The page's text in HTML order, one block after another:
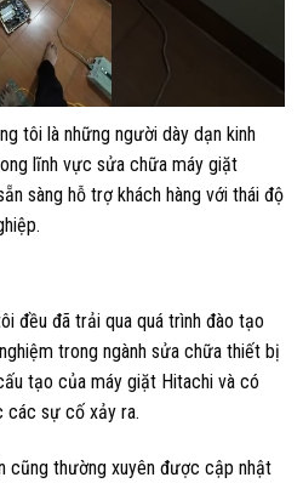
tôi là những người dày dạn kinh
lĩnh vực sửa chữa máy giặt
sàng hỗ trợ khách hàng với thái độ
đều đã trải qua quá trình đào tạo
trong ngành sửa chữa thiết bị
tạo của máy giặt Hitachi và có
các sự cố xảy ra.
cũng thường xuyên được cập nhật